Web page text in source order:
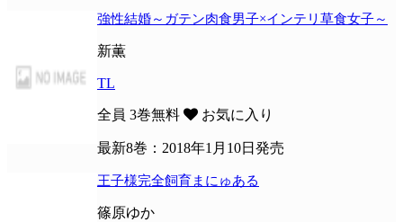
強性結婚～ガテン肉食男子×インテリ草食女子～
新薫
TL
全員 3巻無料 お気に入り
最新8巻：2018年1月10日発売
王子様完全飼育まにゅある
篠原ゆか